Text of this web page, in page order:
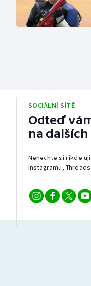
SOCIÁLNÍ SÍTĚ
Odteď
na
Nenechte si nikde
Instagramu,